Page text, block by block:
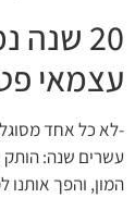
20
עצמאי
-לא כל אחד
עשרים שנה: הותק
המון, והפך אותנו